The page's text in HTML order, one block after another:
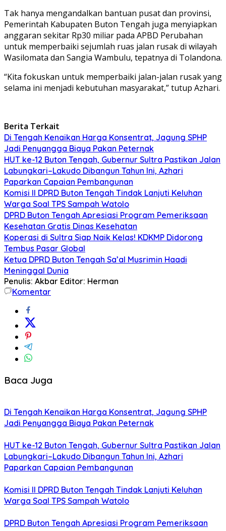
Tak hanya mengandalkan bantuan pusat dan provinsi,
Pemerintah Kabupaten Buton Tengah juga menyiapkan
anggaran sekitar Rp30 miliar pada APBD Perubahan
untuk memperbaiki sejumlah ruas jalan rusak di wilayah
Wasilomata dan Sangia Wambulu, tepatnya di Tolandona.
“Kita fokuskan untuk memperbaiki jalan-jalan rusak yang
selama ini menjadi kebutuhan masyarakat,” tutup Azhari.
Berita Terkait
Di Tengah Kenaikan Harga Konsentrat, Jagung SPHP
Jadi Penyangga Biaya Pakan Peternak
HUT ke-12 Buton Tengah, Gubernur Sultra Pastikan Jalan
Labungkari–Lakudo Dibangun Tahun Ini, Azhari
Paparkan Capaian Pembangunan
Komisi II DPRD Buton Tengah Tindak Lanjuti Keluhan
Warga Soal TPS Sampah Watolo
DPRD Buton Tengah Apresiasi Program Pemeriksaan
Kesehatan Gratis Dinas Kesehatan
Koperasi di Sultra Siap Naik Kelas! KDKMP Didorong
Tembus Pasar Global
Ketua DPRD Buton Tengah Sa’al Musrimin Haadi
Meninggal Dunia
Penulis: Akbar Editor: Herman
Komentar
Baca Juga
Di Tengah Kenaikan Harga Konsentrat, Jagung SPHP
Jadi Penyangga Biaya Pakan Peternak
HUT ke-12 Buton Tengah, Gubernur Sultra Pastikan Jalan
Labungkari–Lakudo Dibangun Tahun Ini, Azhari
Paparkan Capaian Pembangunan
Komisi II DPRD Buton Tengah Tindak Lanjuti Keluhan
Warga Soal TPS Sampah Watolo
DPRD Buton Tengah Apresiasi Program Pemeriksaan